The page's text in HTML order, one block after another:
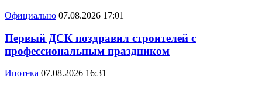
Официально 07.08.2026 17:01
Первый ДСК поздравил строителей с
профессиональным праздником
Ипотека 07.08.2026 16:31